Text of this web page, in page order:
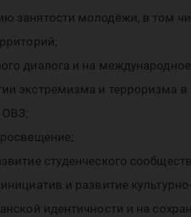
занятости молодёжи, в том
диалога и на международное
экстремизма и терроризма
ОВЗ;
студенческого
и развитие
идентичности и на